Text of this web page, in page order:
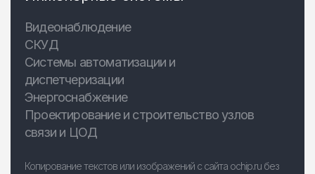
Видеонаблюдение
СКУД
Системы автоматизации и
диспетчеризации
Энергоснабжение
Проектирование и строительство узлов
связи и ЦОД
Копирование текстов или изображений с сайта ochip.ru без